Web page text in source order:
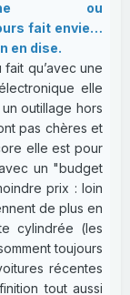
ou
fait envie…
en dise.
qu’avec une
elle
outillage hors
pas chères et
elle est pour
un "budget
prix : loin
de plus en
cylindrée (les
toujours
récentes
tout aussi